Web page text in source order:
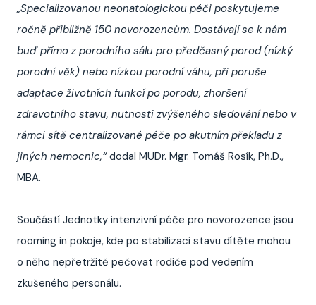
„Specializovanou neonatologickou péči poskytujeme
ročně přibližně 150 novorozencům. Dostávají se k nám
buď přímo z porodního sálu pro předčasný porod (nízký
porodnívěk) nebo nízkou porodní váhu, při poruše
adaptace životních funkcí po porodu, zhoršení
zdravotního stavu, nutnosti zvýšeného sledování nebo v
rámci sítě centralizované péče po akutním překladu z
jiných nemocnic,“dodal MUDr. Mgr. Tomáš Rosík, Ph.D.,
MBA.
Součástí Jednotky intenzivní péče pro novorozence jsou
rooming in pokoje, kde po stabilizaci stavu dítěte mohou
o něho nepřetržitě pečovat rodiče pod vedením
zkušeného personálu.